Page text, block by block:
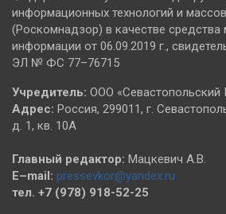
информационных технологий и
(Роскомнадзор) в качестве средства
информации от 06.09.2019 г.,
ЭЛ № ФС 77–76715
Учредитель: ООО «Севастопольский
Адрес: Россия, 299011, г.
д. 1, кв. 10А
Главный редактор: Мацкевич А.В.
E–mail: pressevkor@yandex.ru
тел. +7 (978) 918-52-25